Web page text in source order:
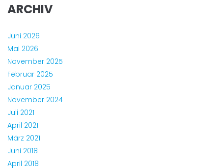
ARCHIV
Juni 2026
Mai 2026
November 2025
Februar 2025
Januar 2025
November 2024
Juli 2021
April 2021
März 2021
Juni 2018
April 2018